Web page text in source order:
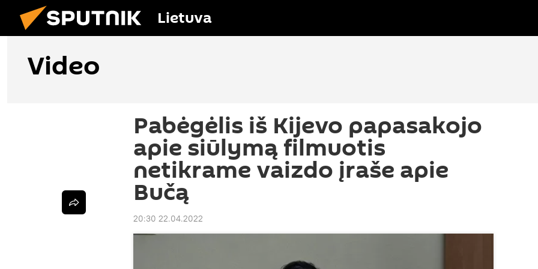
Lietuva
Video
Pabėgėlis iš Kijevo papasakojo
apie siūlymą filmuotis
netikrame vaizdo įraše apie
Bučą
20:30 22.04.2022